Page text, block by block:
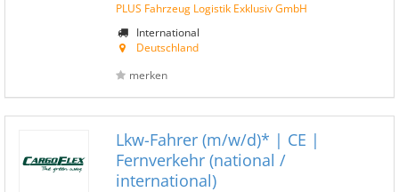
PLUS Fahrzeug Logistik Exklusiv GmbH
International
Deutschland
merken
Lkw-Fahrer (m/w/d)* | CE |
Fernverkehr (national /
international)